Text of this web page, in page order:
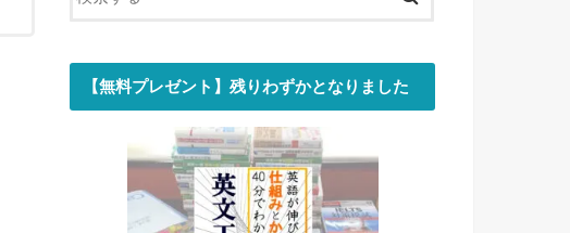
【無料プレゼント】残りわずかとなりました